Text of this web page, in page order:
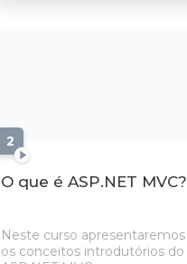
2
O que é ASP.NET MVC?
Neste curso apresentaremos
os conceitos introdutórios do